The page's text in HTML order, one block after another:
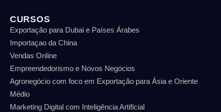
CURSOS
Exportação para Dubai e Países Árabes
Importaçao da China
Vendas Online
Empreendedorismo e Novos Negócios
Agronegócio com foco em Exportação para Ásia e Oriente
Médio
Marketing Digital com Inteligência Artificial